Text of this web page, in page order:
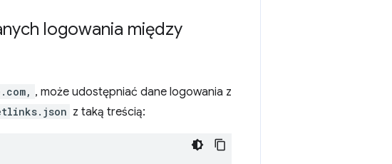
logowania między
, może udostępniać dane logowania z
z taką treścią: